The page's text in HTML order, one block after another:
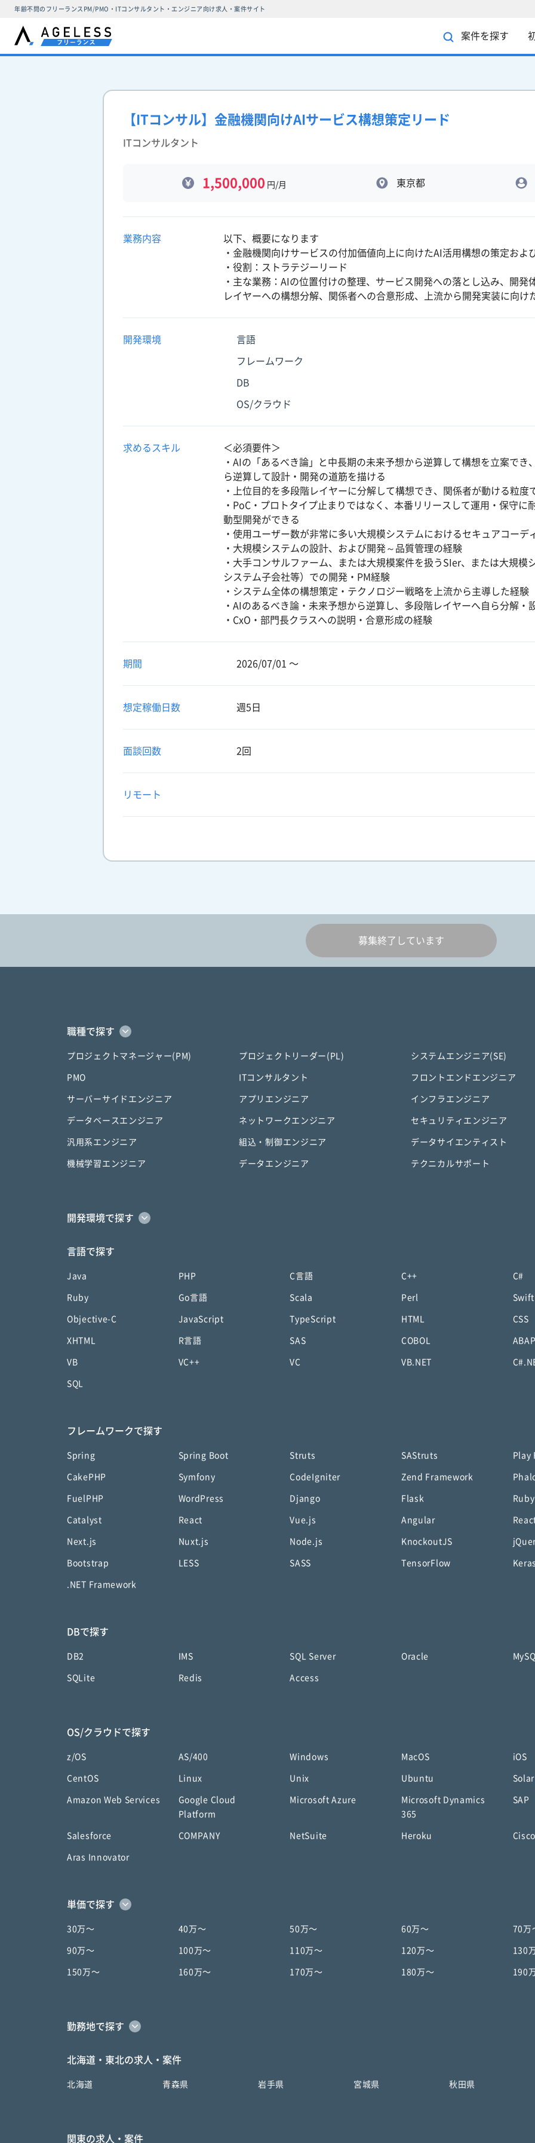
年齢不問のフリーランスPM/PMO・ITコンサルタント・エンジニア向け求人・案件サイト
案件を探す
【ITコンサル】金融機関向けAIサービス構想策定リード
ITコンサルタント
1,500,000 円/月 東京都
業務内容
以下、概要になります
・金融機関向けサービスの付加価値向上に向けたAI活用構想の策定およ
・役割：ストラテジーリード
・主な業務：AIの位置付けの整理、サービス開発への落とし込み、開発
レイヤーへの構想分解、関係者への合意形成、上流から開発実装に向け
開発環境 言語
フレームワーク
DB
OS/クラウド
求めるスキル
＜必須要件＞
・AIの「あるべき論」と中長期の未来予想から逆算して構想を立案でき
ら逆算して設計・開発の道筋を描ける
・上位目的を多段階レイヤーに分解して構想でき、関係者が動ける粒度
・PoC・プロトタイプ止まりではなく、本番リリースして運用・保守に
動型開発ができる
・使用ユーザー数が非常に多い大規模システムにおけるセキュアコーデ
・大規模システムの設計、および開発～品質管理の経験
・大手コンサルファーム、または大規模案件を扱うSIer、または大規模
システム子会社等）での開発・PM経験
・システム全体の構想策定・テクノロジー戦略を上流から主導した経験
・AIのあるべき論・未来予想から逆算し、多段階レイヤーへ自ら分解・
・CxO・部門長クラスへの説明・合意形成の経験
期間 2026/07/01 〜
想定稼働日数 週5日
面談回数 2回
リモート
募集終了しています
職種で探す
プロジェクトマネージャー(PM) プロジェクトリーダー(PL) システムエンジニア(SE)
PMO ITコンサルタント フロントエンドエンジニア
サーバーサイドエンジニア アプリエンジニア インフラエンジニア
データベースエンジニア ネットワークエンジニア セキュリティエンジニア
汎用系エンジニア 組込・制御エンジニア データサイエンティスト
機械学習エンジニア データエンジニア テクニカルサポート
開発環境で探す
言語で探す
Java PHP C言語 C++ C#
Ruby Go言語 Scala Perl Swift
Objective-C JavaScript TypeScript HTML CSS
XHTML R言語 SAS COBOL
VB VC++ VC VB.NET
SQL
フレームワークで探す
Spring Spring Boot Struts SAStruts Play
CakePHP Symfony CodeIgniter Zend Framework
FuelPHP WordPress Django Flask
Catalyst React Vue.js Angular
Next.js Nuxt.js Node.js KnockoutJS
Bootstrap LESS SASS TensorFlow
.NET Framework
DBで探す
DB2 IMS SQL Server Oracle
SQLite Redis Access
OS/クラウドで探す
z/OS AS/400 Windows MacOS iOS
CentOS Linux Unix Ubuntu
Amazon Web Services
Google Cloud
Platform
Microsoft Azure
Microsoft Dynamics
365
SAP
Salesforce COMPANY NetSuite Heroku
Aras Innovator
単価で探す
30万〜 40万〜 50万〜 60万〜 70万
90万〜 100万〜 110万〜 120万〜 130
150万〜 160万〜 170万〜 180万〜 190
勤務地で探す
北海道・東北の求人・案件
北海道 青森県 岩手県 宮城県 秋田県
関東の求人・案件